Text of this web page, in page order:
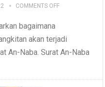
COMMENTS OFF
bagaimana
akan terjadi
An-Naba. Surat An-Naba